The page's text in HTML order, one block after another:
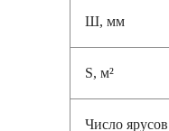
Ш, мм
S, м²
Число ярусов